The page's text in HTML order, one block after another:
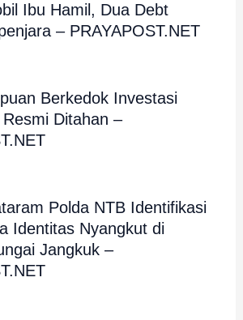
Ibu Hamil, Dua Debt
– PRAYAPOST.NET
Berkedok Investasi
Ditahan –
Polda NTB Identifikasi
Identitas Nyangkut di
Jangkuk –